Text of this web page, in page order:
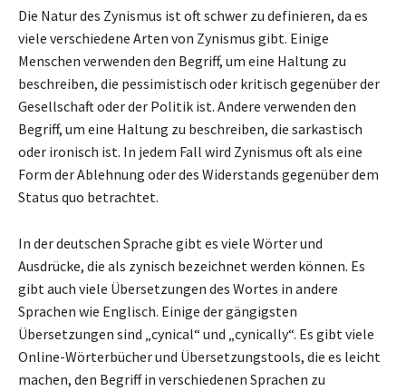
Die Natur des Zynismus ist oft schwer zu definieren, da es
viele verschiedene Arten von Zynismus gibt. Einige
Menschen verwenden den Begriff, um eine Haltung zu
beschreiben, die pessimistisch oder kritisch gegenüber der
Gesellschaft oder der Politik ist. Andere verwenden den
Begriff, um eine Haltung zu beschreiben, die sarkastisch
oder ironisch ist. In jedem Fall wird Zynismus oft als eine
Form der Ablehnung oder des Widerstands gegenüber dem
Status quo betrachtet.
In der deutschen Sprache gibt es viele Wörter und
Ausdrücke, die als zynisch bezeichnet werden können. Es
gibt auch viele Übersetzungen des Wortes in andere
Sprachen wie Englisch. Einige der gängigsten
Übersetzungen sind „cynical“ und „cynically“. Es gibt viele
Online-Wörterbücher und Übersetzungstools, die es leicht
machen, den Begriff in verschiedenen Sprachen zu